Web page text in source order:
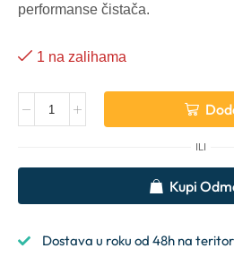
performanse čistača.
1 na zalihama
ILI
Kupi
Dostava u roku od 48h na